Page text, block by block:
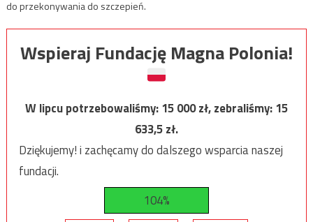
do przekonywania do szczepień.
Wspieraj Fundację Magna Polonia!
W lipcu potrzebowaliśmy:15 000zł, zebraliśmy:15
633,5zł.
Dziękujemy! i zachęcamy do dalszego wsparcia naszej
fundacji.
104%